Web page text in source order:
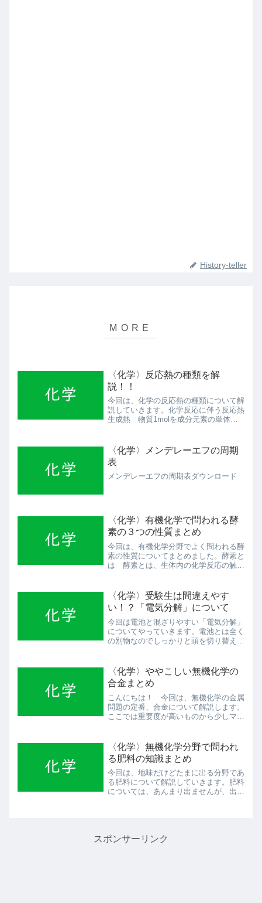
History-teller
〈化学〉反応熱の種類を解
説！！
今回は、化学の反応熱の種類について解
説していきます。化学反応に伴う反応熱
生成熱 物質1molを成分元素の単体か
せて酸素と結びつけたときに発生する熱
量を燃焼熱と言います...
〈化学〉メンデレーエフの周期
表
メンデレーエフの周期表ダウンロード
〈化学〉有機化学で問われる酵
素の３つの性質まとめ
今回は、有機化学分野でよく問われる酵
素の性質についてまとめました。酵素と
は 酵素とは、生体内の化学反応の触媒
す。 例えば、唾液のアミラーゼ、すい
液のトリプシン、血液のカ...
〈化学〉受験生は間違えやす
い！？「電気分解」について
今回は電池と混ざりやすい「電気分解」
についてやっていきます。電池とは全く
の別物なのでしっかりと頭を切り替えて
池と形は似ているのでついつい間違えや
すいのですが、陽極と陰極...
〈化学〉ややこしい無機化学の
合金まとめ
こんにちは！ 今回は、無機化学の金属
問題の定番、合金について解説します。
ここでは重要度が高いものから少しマニ
い。鉄が関係する合金ブリキ ブリキ
は、鉄の表面をスズで処理し...
〈化学〉無機化学分野で問われ
る肥料の知識まとめ
今回は、地味だけどたまに出る分野であ
る肥料について解説していきます。肥料
については、あんまり出ませんが、出た
スポンサーリンク